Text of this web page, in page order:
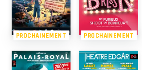
PROCHAINEMENT PROCHAINEMENT